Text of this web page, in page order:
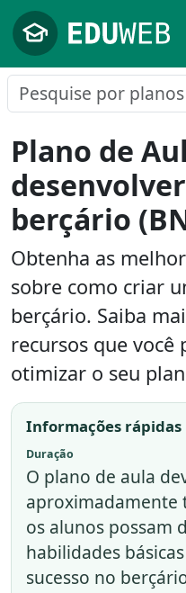
Pular para o conteúdo
Plano de
berçário
Obtenha as
sobre como criar
berçário. Saiba
recursos que você
otimizar o seu
Informações rápidas
Duração
O plano de aula
aproximadamente
os alunos possam
habilidades
sucesso no